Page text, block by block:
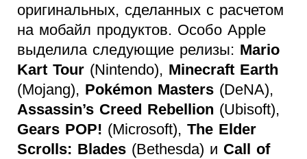
оригинальных, сделанных с расчетом
на мобайл продуктов. Особо Apple
выделила следующие релизы: Mario
Kart Tour (Nintendo), Minecraft Earth
(Mojang), Pokémon Masters (DeNA),
Assassin’s Creed Rebellion (Ubisoft),
Gears POP! (Microsoft), The Elder
Scrolls: Blades (Bethesda) и Call of